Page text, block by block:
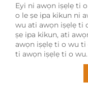
Eyi ni awọn iṣẹlẹ ti
o le ṣe ipa kikun ni
wu ati awọn iṣẹlẹ ti
ṣe ipa kikun, ati
awọn iṣẹlẹ ti o wu
ti awọn iṣẹlẹ ti o wu.